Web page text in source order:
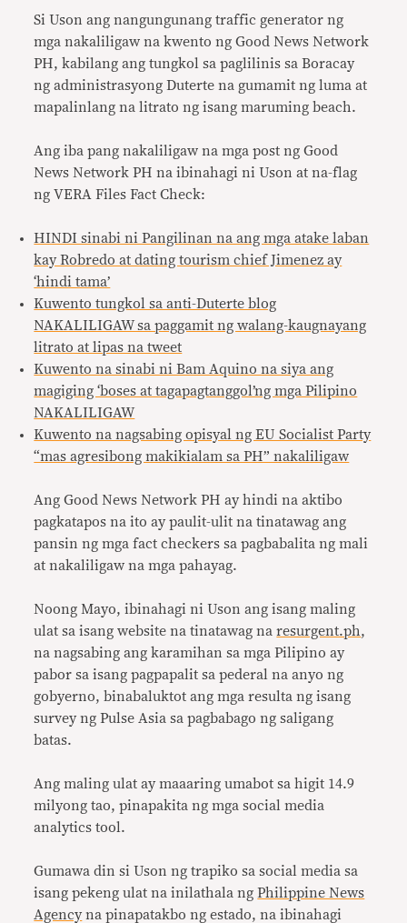
Si Uson ang nangungunang traffic generator ng
mga nakaliligaw na kwento ng Good News Network
PH, kabilang ang tungkol sa paglilinis sa Boracay
ng administrasyong Duterte na gumamit ng luma at
mapalinlang na litrato ng isang maruming beach.
Ang iba pang nakaliligaw na mga post ng Good
News Network PH na ibinahagi ni Uson at na-flag
ng VERA Files Fact Check:
HINDI sinabi ni Pangilinan na ang mga atake laban
kay Robredo at dating tourism chief Jimenez ay
‘hindi tama’
Kuwento tungkol sa anti-Duterte blog
NAKALILIGAW sa paggamit ng walang-kaugnayang
litrato at lipas na tweet
Kuwento na sinabi ni Bam Aquino na siya ang
magiging ‘boses at tagapagtanggol’ng mga Pilipino
NAKALILIGAW
Kuwento na nagsabing opisyal ng EU Socialist Party
“mas agresibong makikialam sa PH” nakaliligaw
Ang Good News Network PH ay hindi na aktibo
pagkatapos na ito ay paulit-ulit na tinatawag ang
pansin ng mga fact checkers sa pagbabalita ng mali
at nakaliligaw na mga pahayag.
Noong Mayo, ibinahagi ni Uson ang isang maling
ulat sa isang website na tinatawag naresurgent.ph,
na nagsabing ang karamihan sa mga Pilipino ay
pabor sa isang pagpapalit sa pederal na anyo ng
gobyerno, binabaluktot ang mga resulta ng isang
survey ng Pulse Asia sa pagbabago ng saligang
batas.
Ang maling ulat ay maaaring umabot sa higit 14.9
milyong tao, pinapakita ng mga social media
analytics tool.
Gumawa din si Uson ng trapiko sa social media sa
isang pekeng ulat na inilathala ngPhilippine News
Agency na pinapatakbo ng estado, na ibinahagi